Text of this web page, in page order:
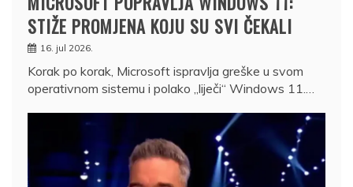
STIŽE PROMJENA KOJU SU SVI ČEKALI
16. jul 2026.
Korak po korak, Microsoft ispravlja greške u svom
operativnom sistemu i polako „liječi“ Windows 11.…